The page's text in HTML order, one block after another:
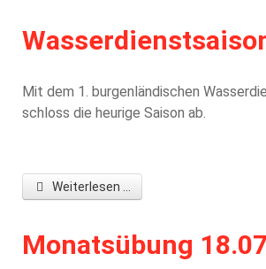
Mit dem 1. burgenländischen
schloss die heurige Saison ab.
Weiterlesen ...
Monatsübung